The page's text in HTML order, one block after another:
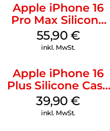
Apple iPhone 16
Pro Max Silicone
Case MagSafe
Stone Gray
55,90 €
inkl. MwSt.
Apple iPhone 16
Plus Silicone Case
MagSafe Plum
39,90€
inkl. MwSt.